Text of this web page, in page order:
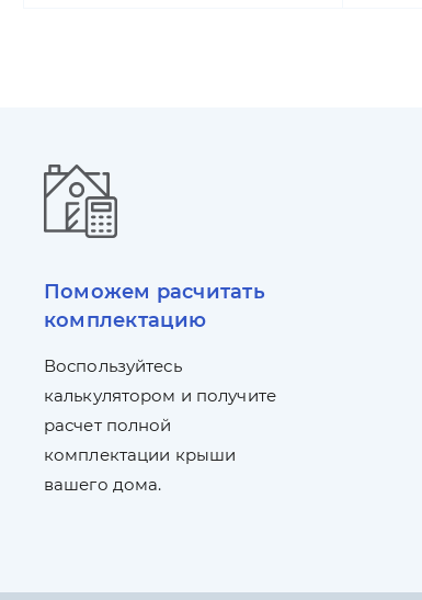
Поможем расчитать
комплектацию
Воспользуйтесь
калькулятором и получите
расчет полной
комплектации крыши
вашего дома.